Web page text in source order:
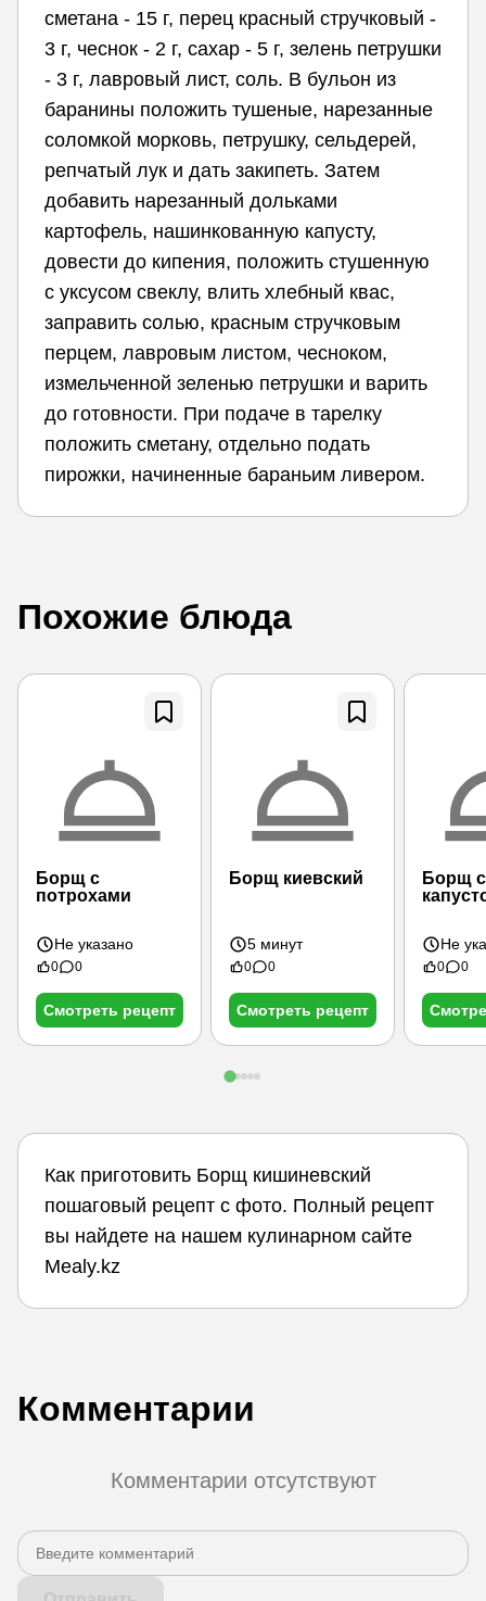
сметана - 15 г, перец красный стручковый -
3 г, чеснок - 2 г, сахар - 5 г, зелень петрушки
- 3 г, лавровый лист, соль. В бульон из
баранины положить тушеные, нарезанные
соломкой морковь, петрушку, сельдерей,
репчатый лук и дать закипеть. Затем
добавить нарезанный дольками
картофель, нашинкованную капусту,
довести до кипения, положить стушенную
с уксусом свеклу, влить хлебный квас,
заправить солью, красным стручковым
перцем, лавровым листом, чесноком,
измельченной зеленью петрушки и варить
до готовности. При подаче в тарелку
положить сметану, отдельно подать
пирожки, начиненные бараньим ливером.
Похожие блюда
Борщ с
потрохами
Не указано
0 0
Смотреть рецепт
Борщ киевский
5 минут
0 0
Смотреть рецепт
Борщ
Не
0 0
Как приготовить Борщ кишиневский
пошаговый рецепт с фото. Полный рецепт
вы найдете на нашем кулинарном сайте
Mealy.kz
Комментарии
Комментарии отсутствуют